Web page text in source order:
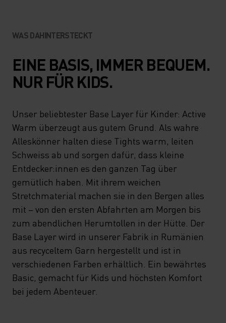
WAS DAHINTERSTECKT
EINE BASIS, IMMER BEQUEM.
NUR FÜR KIDS.
Unser beliebtester Base Layer für Kinder: Active
Warm überzeugt aus gutem Grund. Als wahre
Alleskönner halten diese Tights warm, leiten
Schweiss ab und sorgen dafür, dass kleine
Entdecker:innen es den ganzen Tag über
gemütlich haben. Mit ihrem weichen
Stretchmaterial machen sie in den Bergen alles
mit – von den ersten Abfahrten am Morgen bis
zum abendlichen Herumtollen in der Hütte. Der
Base Layer wird in unserer Fabrik in Rumänien
aus recyceltem Garn hergestellt und ist in
verschiedenen Farben erhältlich. Ein bewährtes
Basic, gemacht für Kids und höchsten Komfort
bei jedem Abenteuer.